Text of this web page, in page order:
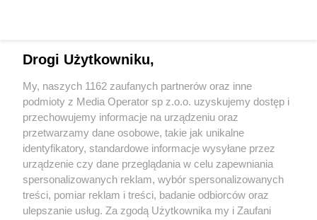
Wydawca mediówlokalnych
Nie zapomnij
zapoznać się z:
polityką prywatności regulamin korzystania z portali
Twojemiasto Skontaktuj się z nami
Drogi Użytkowniku,
My, naszych 1162 zaufanych partnerów oraz inne
podmioty z Media Operator sp z.o.o. uzyskujemy dostęp i
przechowujemy informacje na urządzeniu oraz
przetwarzamy dane osobowe, takie jak unikalne
identyfikatory, standardowe informacje wysyłane przez
urządzenie czy dane przeglądania w celu zapewniania
spersonalizowanych reklam, wybór spersonalizowanych
treści, pomiar reklam i treści, badanie odbiorców oraz
ulepszanie usług. Za zgodą Użytkownika my i Zaufani